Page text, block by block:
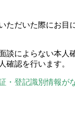
だいた際にお
によらない本人
確認を行います。
登記識別情報が